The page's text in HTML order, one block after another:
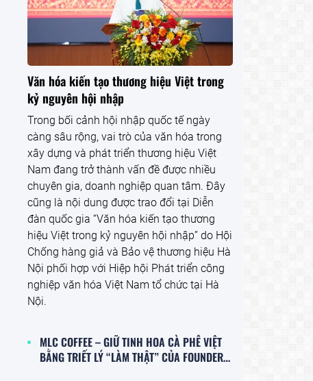
Văn hóa kiến tạo thương hiệu Việt trong
kỷ nguyên hội nhập
Trong bối cảnh hội nhập quốc tế ngày
càng sâu rộng, vai trò của văn hóa trong
xây dựng và phát triển thương hiệu Việt
Nam đang trở thành vấn đề được nhiều
chuyên gia, doanh nghiệp quan tâm. Đây
cũng là nội dung được trao đổi tại Diễn
đàn quốc gia “Văn hóa kiến tạo thương
hiệu Việt trong kỷ nguyên hội nhập” do Hội
Chống hàng giả và Bảo vệ thương hiệu Hà
Nội phối hợp với Hiệp hội Phát triển công
nghiệp văn hóa Việt Nam tổ chức tại Hà
Nội.
MLC COFFEE – GIỮ TINH HOA CÀ PHÊ VIỆT
BẰNG TRIẾT LÝ “LÀM THẬT” CỦA FOUNDER